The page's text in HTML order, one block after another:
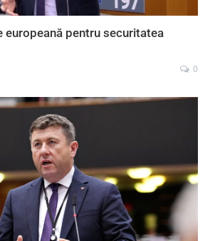
europeană pentru securitatea
0